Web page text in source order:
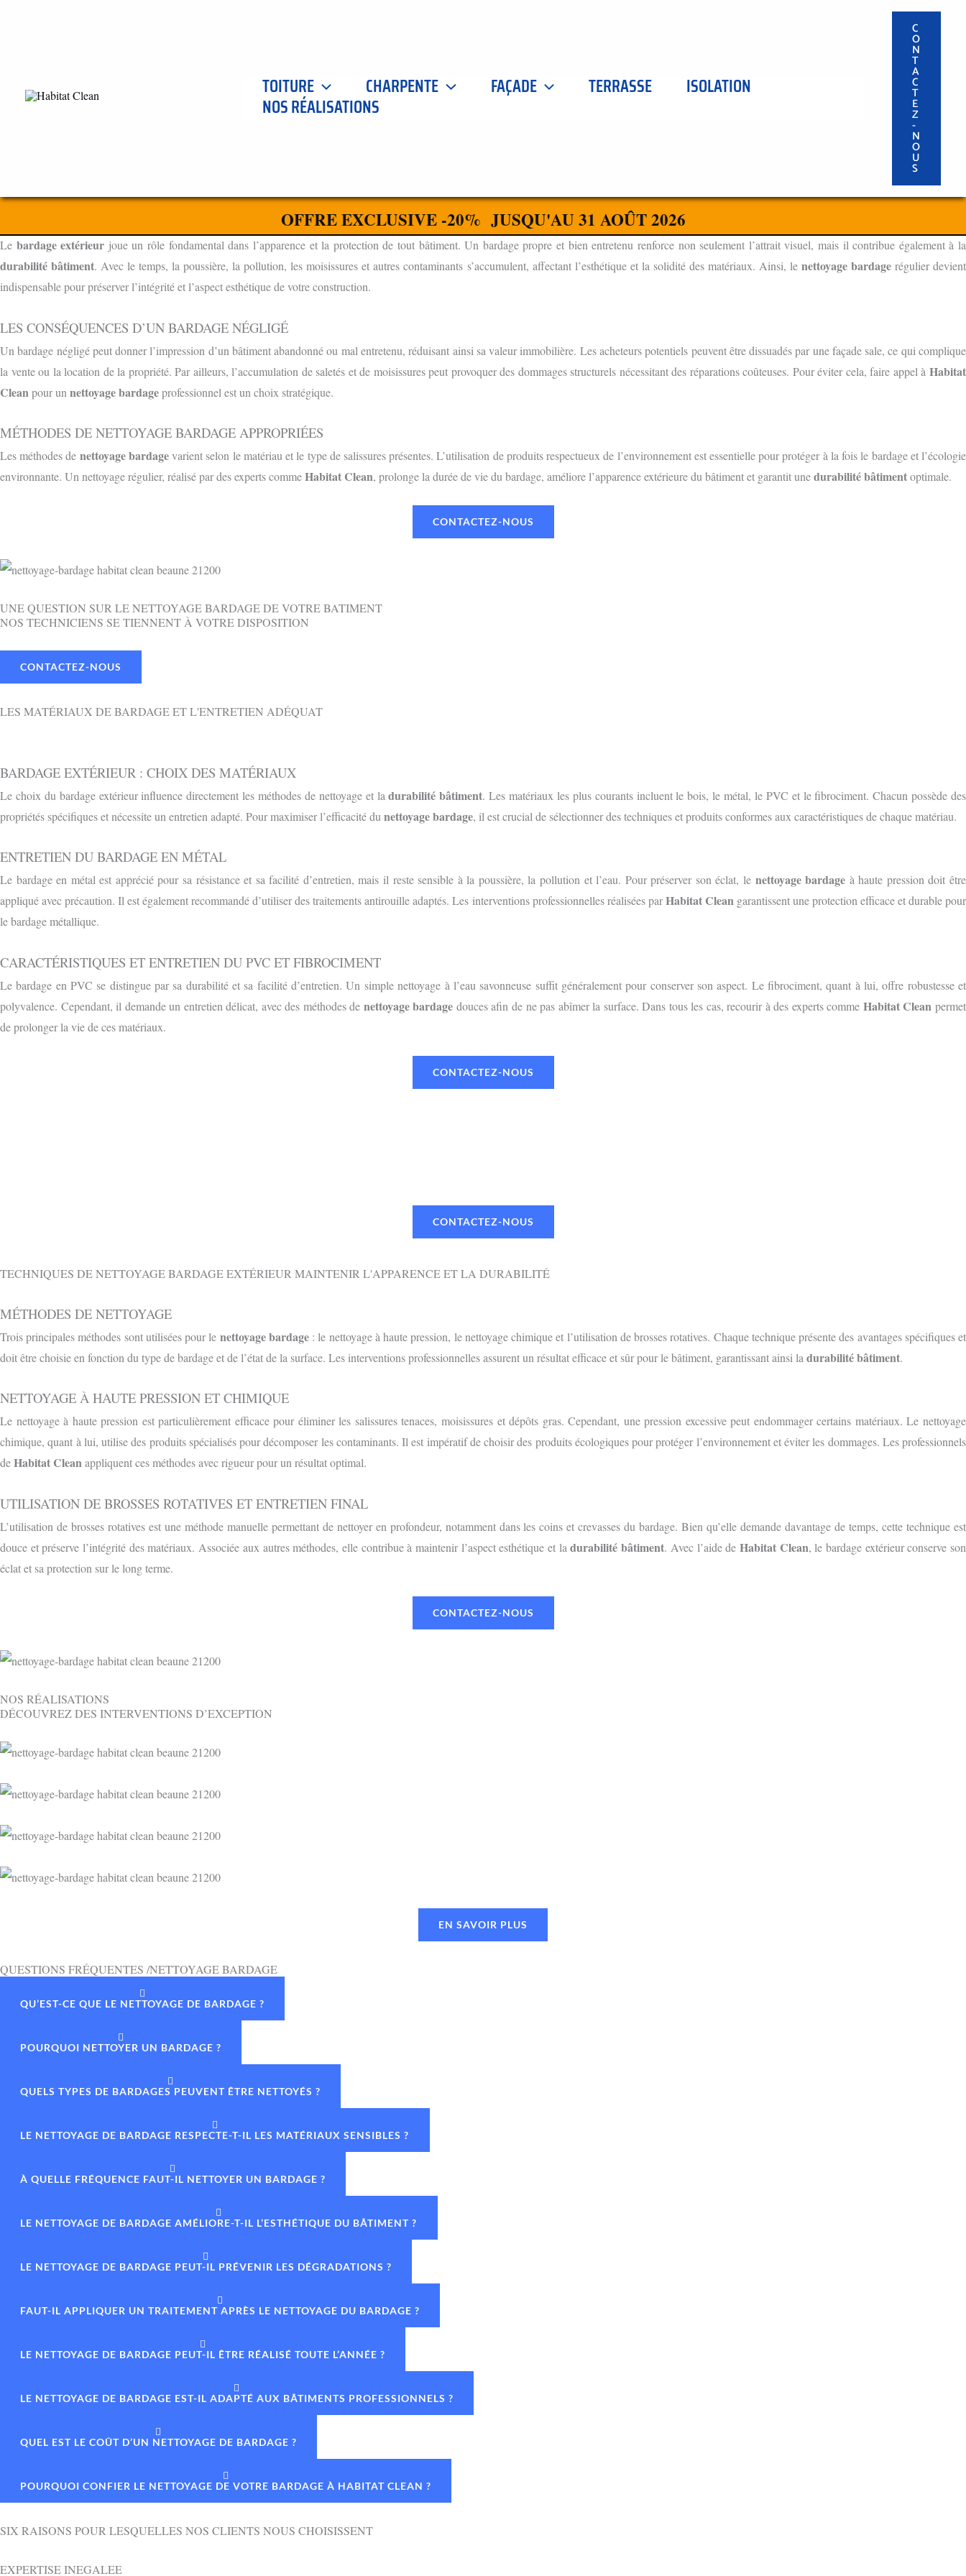
TOITURE CHARPENTE FAÇADE TERRASSE ISOLATION
NOS RÉALISATIONS
C
O
N
T
A
C
T
E
Z
-
N
O
U
S
OFFRE EXCLUSIVE -20% JUSQU'AU 31 AOÛT 2026
ENTREPRISE DE NETTOYAGE BARDAGE À MERCUREY 71640
POURQUOI LE NETTOYAGE BARDAGE EXTÉRIEUR EST ESSENTIEL
Le bardage extérieur joue un rôle fondamental dans l’apparence et la protection de tout bâtiment. Un bardage propre et bien entretenu renforce non seulement l’attrait visuel, mais il contribue également à la
durabilité bâtiment. Avec le temps, la poussière, la pollution, les moisissures et autres contaminants s’accumulent, affectant l’esthétique et la solidité des matériaux. Ainsi, le nettoyage bardagerégulier devient
indispensable pour préserver l’intégrité et l’aspect esthétique de votre construction.
LES CONSÉQUENCES D’UN BARDAGE NÉGLIGÉ
Un bardage négligé peut donner l’impression d’un bâtiment abandonné ou mal entretenu, réduisant ainsi sa valeur immobilière. Les acheteurs potentiels peuvent être dissuadés par une façade sale, ce qui complique
la vente ou la location de la propriété. Par ailleurs, l’accumulation de saletés et de moisissures peut provoquer des dommages structurels nécessitant des réparations coûteuses. Pour éviter cela, faire appel à Habitat
Clean pour un nettoyage bardageprofessionnel est un choix stratégique.
MÉTHODES DE NETTOYAGE BARDAGE APPROPRIÉES
Les méthodes de nettoyage bardagevarient selon le matériau et le type de salissures présentes. L’utilisation de produits respectueux de l’environnement est essentielle pour protéger à la fois le bardage et l’écologie
environnante. Un nettoyage régulier, réalisé par des experts commeHabitat Clean, prolonge la durée de vie du bardage, améliore l’apparence extérieure du bâtiment et garantit unedurabilité bâtimentoptimale.
CONTACTEZ-NOUS
UNE QUESTION SUR LE NETTOYAGE BARDAGE DE VOTRE BATIMENT
NOS TECHNICIENS SE TIENNENT À VOTRE DISPOSITION
CONTACTEZ-NOUS
LES MATÉRIAUX DE BARDAGE ET L'ENTRETIEN ADÉQUAT
BARDAGE EXTÉRIEUR : CHOIX DES MATÉRIAUX
Le choix du bardage extérieur influence directement les méthodes de nettoyage et ladurabilité bâtiment. Les matériaux les plus courants incluent le bois, le métal, le PVC et le fibrociment. Chacun possède des
propriétés spécifiques et nécessite un entretien adapté. Pour maximiser l’efficacité du nettoyage bardage, il est crucial de sélectionner des techniques et produits conformes aux caractéristiques de chaque matériau.
ENTRETIEN DU BARDAGE EN MÉTAL
Le bardage en métal est apprécié pour sa résistance et sa facilité d’entretien, mais il reste sensible à la poussière, la pollution et l’eau. Pour préserver son éclat, le nettoyage bardage à haute pression doit être
appliqué avec précaution. Il est également recommandé d’utiliser des traitements antirouille adaptés. Les interventions professionnelles réalisées parHabitat Cleangarantissent une protection efficace et durable pour
le bardage métallique.
CARACTÉRISTIQUES ET ENTRETIEN DU PVC ET FIBROCIMENT
Le bardage en PVC se distingue par sa durabilité et sa facilité d’entretien. Un simple nettoyage à l’eau savonneuse suffit généralement pour conserver son aspect. Le fibrociment, quant à lui, offre robustesse et
polyvalence. Cependant, il demande un entretien délicat, avec des méthodes de nettoyage bardage douces afin de ne pas abîmer la surface. Dans tous les cas, recourir à des experts comme Habitat Clean permet
de prolonger la vie de ces matériaux.
CONTACTEZ-NOUS
CONTACTEZ-NOUS
TECHNIQUES DE NETTOYAGE BARDAGE EXTÉRIEUR MAINTENIR L'APPARENCE ET LA DURABILITÉ
MÉTHODES DE NETTOYAGE
Trois principales méthodes sont utilisées pour le nettoyage bardage: le nettoyage à haute pression, le nettoyage chimique et l’utilisation de brosses rotatives. Chaque technique présente des avantages spécifiques et
doit être choisie en fonction du type de bardage et de l’état de la surface. Les interventions professionnelles assurent un résultat efficace et sûr pour le bâtiment, garantissant ainsi la durabilité bâtiment.
NETTOYAGE À HAUTE PRESSION ET CHIMIQUE
Le nettoyage à haute pression est particulièrement efficace pour éliminer les salissures tenaces, moisissures et dépôts gras. Cependant, une pression excessive peut endommager certains matériaux. Le nettoyage
chimique, quant à lui, utilise des produits spécialisés pour décomposer les contaminants. Il est impératif de choisir des produits écologiques pour protéger l’environnement et éviter les dommages. Les professionnels
deHabitat Cleanappliquent ces méthodes avec rigueur pour un résultat optimal.
UTILISATION DE BROSSES ROTATIVES ET ENTRETIEN FINAL
L’utilisation de brosses rotatives est une méthode manuelle permettant de nettoyer en profondeur, notamment dans les coins et crevasses du bardage. Bien qu’elle demande davantage de temps, cette technique est
douce et préserve l’intégrité des matériaux. Associée aux autres méthodes, elle contribue à maintenir l’aspect esthétique et ladurabilité bâtiment. Avec l’aide de Habitat Clean, le bardage extérieur conserve son
éclat et sa protection sur le long terme.
CONTACTEZ-NOUS
NOS RÉALISATIONS
DÉCOUVREZ DES INTERVENTIONS D’EXCEPTION
EN SAVOIR PLUS
QUESTIONS FRÉQUENTES /NETTOYAGE BARDAGE
QU’EST-CE QUE LE NETTOYAGE DE BARDAGE ?
POURQUOI NETTOYER UN BARDAGE ?
QUELS TYPES DE BARDAGES PEUVENT ÊTRE NETTOYÉS ?
LE NETTOYAGE DE BARDAGE RESPECTE-T-IL LES MATÉRIAUX SENSIBLES ?
À QUELLE FRÉQUENCE FAUT-IL NETTOYER UN BARDAGE ?
LE NETTOYAGE DE BARDAGE AMÉLIORE-T-IL L’ESTHÉTIQUE DU BÂTIMENT ?
LE NETTOYAGE DE BARDAGE PEUT-IL PRÉVENIR LES DÉGRADATIONS ?
FAUT-IL APPLIQUER UN TRAITEMENT APRÈS LE NETTOYAGE DU BARDAGE ?
LE NETTOYAGE DE BARDAGE PEUT-IL ÊTRE RÉALISÉ TOUTE L’ANNÉE ?
LE NETTOYAGE DE BARDAGE EST-IL ADAPTÉ AUX BÂTIMENTS PROFESSIONNELS ?
QUEL EST LE COÛT D’UN NETTOYAGE DE BARDAGE ?
POURQUOI CONFIER LE NETTOYAGE DE VOTRE BARDAGE À HABITAT CLEAN ?
SIX RAISONS POUR LESQUELLES NOS CLIENTS NOUS CHOISISSENT
EXPERTISE INEGALEE